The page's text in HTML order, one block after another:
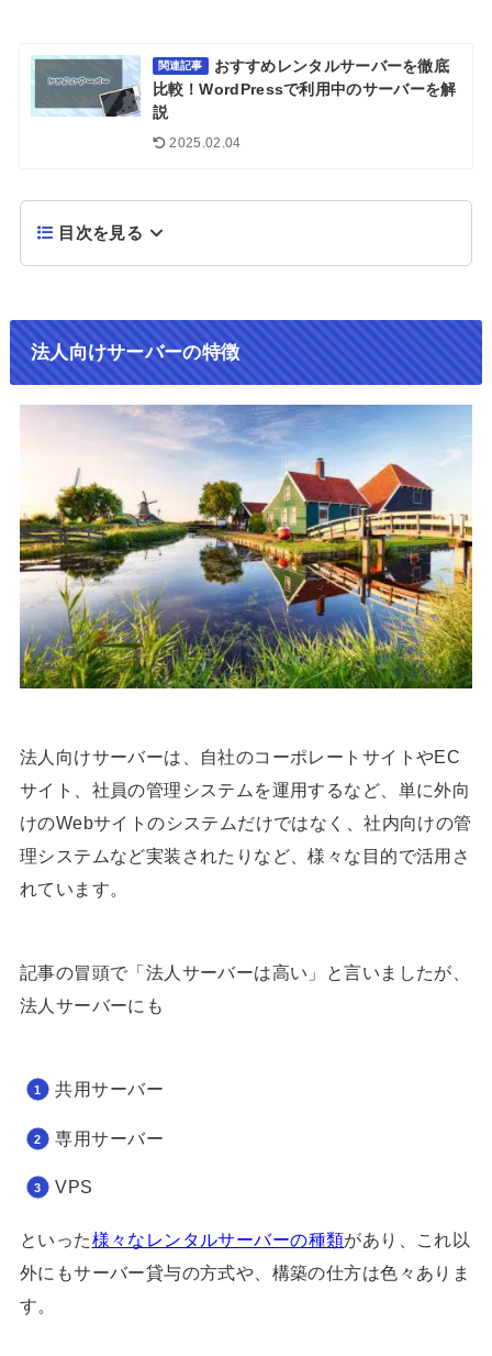
関連記事
おすすめレンタルサーバーを徹底
比較！WordPressで利用中のサーバーを解
説
2025.02.04
目次を見る
法人向けサーバーの特徴
法人向けサーバーは、自社のコーポレートサイトやEC
サイト、社員の管理システムを運用するなど、単に外向
けのWebサイトのシステムだけではなく、社内向けの管
理システムなど実装されたりなど、様々な目的で活用さ
れています。
記事の冒頭で「法人サーバーは高い」と言いましたが、
法人サーバーにも
共用サーバー
専用サーバー
VPS
といった様々なレンタルサーバーの種類があり、これ以
外にもサーバー貸与の方式や、構築の仕方は色々ありま
す。